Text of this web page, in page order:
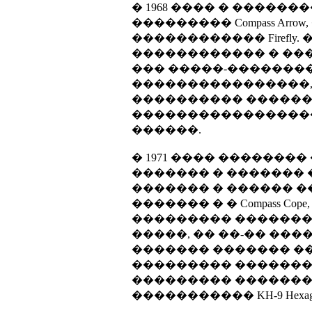
� 1968 ���� �
��������� Compass
������������
������������ �
��� �����-
����������������,
����������
������.
� 1971 ����
������� � �������
������� � ������
������� � � Compass
���������
�����, �� ��-��
������� �������
���������
���������
����������� KH-9